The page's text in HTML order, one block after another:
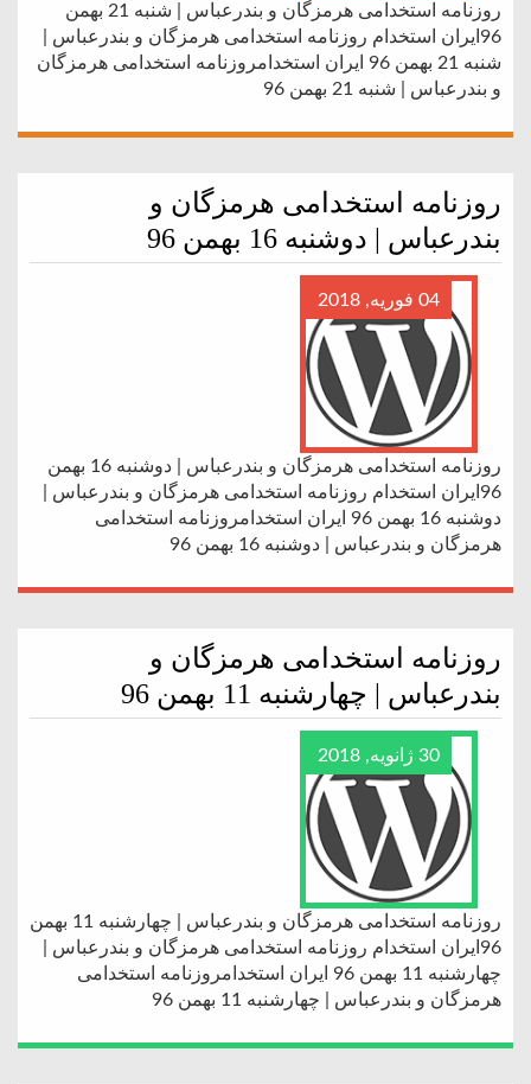
روزنامه استخدامی هرمزگان و بندرعباس | شنبه 21 بهمن
96ایران استخدام روزنامه استخدامی هرمزگان و بندرعباس |
شنبه 21 بهمن 96 ایران استخدامروزنامه استخدامی هرمزگان
و بندرعباس | شنبه 21 بهمن 96
روزنامه استخدامی هرمزگان و
بندرعباس | دوشنبه 16 بهمن 96
04 فوریه, 2018
روزنامه استخدامی هرمزگان و بندرعباس | دوشنبه 16 بهمن
96ایران استخدام روزنامه استخدامی هرمزگان و بندرعباس |
دوشنبه 16 بهمن 96 ایران استخدامروزنامه استخدامی
هرمزگان و بندرعباس | دوشنبه 16 بهمن 96
روزنامه استخدامی هرمزگان و
بندرعباس | چهارشنبه 11 بهمن 96
30 ژانویه, 2018
روزنامه استخدامی هرمزگان و بندرعباس | چهارشنبه 11 بهمن
96ایران استخدام روزنامه استخدامی هرمزگان و بندرعباس |
چهارشنبه 11 بهمن 96 ایران استخدامروزنامه استخدامی
هرمزگان و بندرعباس | چهارشنبه 11 بهمن 96